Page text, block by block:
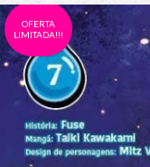
OFERTA
LIMITADA!!!